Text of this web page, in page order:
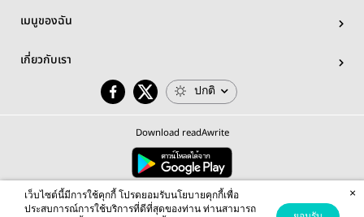
เมนูของฉัน
เกี่ยวกับเรา
ปกติ
Download readAwrite
© 2026 readAwrite.com by MEB Corporation Public Company Limited
This site is protected by reCAPTCHA and the Google Privacy Policy Terms of Serviceapply.
เว็บไซต์นี้มีการใช้คุกกี้ โปรดยอมรับนโยบายคุกกี้เพื่อ
ประสบการณ์การใช้บริการที่ดีที่สุดของท่าน ท่านสามารถ
×